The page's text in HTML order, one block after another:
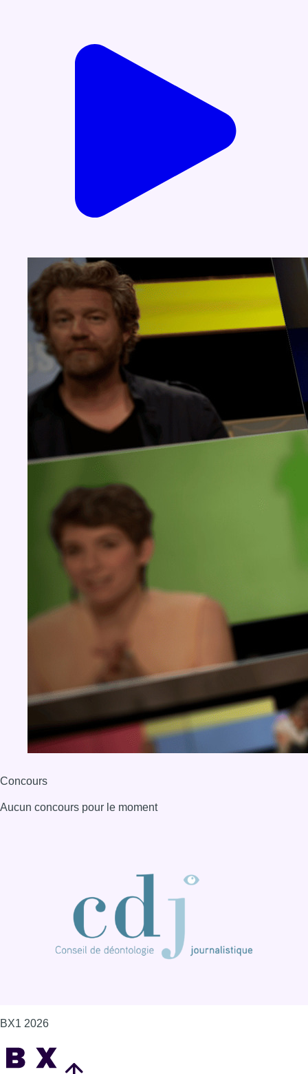
Concours
Aucun concours pour le moment
BX1 2026